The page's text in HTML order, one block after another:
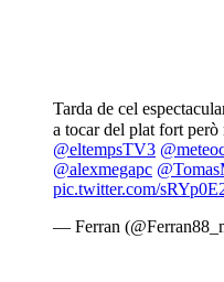
Tarda de cel
a tocar del plat fort
@eltempsTV3
@alexmegapc
pic.twitter.com/
— Ferran